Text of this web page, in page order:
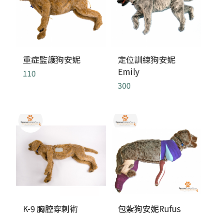
重症監護狗安妮
110
定位訓練狗安妮
Emily
300
K-9 胸腔穿刺術 包紮狗安妮Rufus